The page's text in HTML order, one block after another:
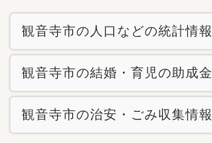
観音寺市の人口などの統計情報
観音寺市の結婚・育児の助成金
観音寺市の治安・ごみ収集情報